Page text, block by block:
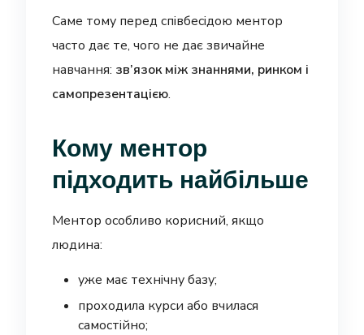
Саме тому перед співбесідою ментор
часто дає те, чого не дає звичайне
навчання: зв’язок між знаннями, ринком і
самопрезентацією.
Кому ментор
підходить найбільше
Ментор особливо корисний, якщо
людина:
уже має технічну базу;
проходила курси або вчилася
самостійно;